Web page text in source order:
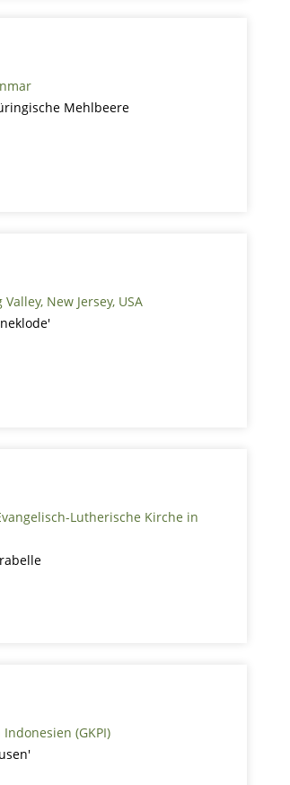
Mehlbeere
New Jersey, USA
Lutherische Kirche in
(GKPI)